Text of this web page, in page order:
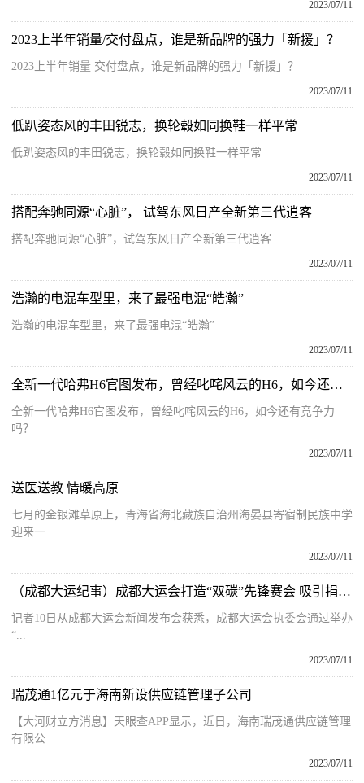
2023/07/11
2023上半年销量/交付盘点，谁是新品牌的强力「新援」？
2023上半年销量 交付盘点，谁是新品牌的强力「新援」？
2023/07/11
低趴姿态风的丰田锐志，换轮毂如同换鞋一样平常
低趴姿态风的丰田锐志，换轮毂如同换鞋一样平常
2023/07/11
搭配奔驰同源“心脏”， 试驾东风日产全新第三代逍客
搭配奔驰同源“心脏”，试驾东风日产全新第三代逍客
2023/07/11
浩瀚的电混车型里，来了最强电混“皓瀚”
浩瀚的电混车型里，来了最强电混“皓瀚”
2023/07/11
全新一代哈弗H6官图发布，曾经叱咤风云的H6，如今还有竞争力吗？
全新一代哈弗H6官图发布，曾经叱咤风云的H6，如今还有竞争力
吗？
2023/07/11
送医送教 情暖高原
七月的金银滩草原上，青海省海北藏族自治州海晏县寄宿制民族中学
迎来一
2023/07/11
（成都大运纪事）成都大运会打造“双碳”先锋赛会 吸引捐赠碳汇39.7万吨
记者10日从成都大运会新闻发布会获悉，成都大运会执委会通过举办
“...
2023/07/11
瑞茂通1亿元于海南新设供应链管理子公司
【大河财立方消息】天眼查APP显示，近日，海南瑞茂通供应链管理
有限公
2023/07/11